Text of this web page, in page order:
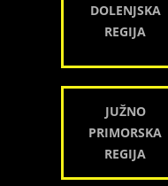
DOLENJSKA
REGIJA
JUŽNO
PRIMORSKA
REGIJA